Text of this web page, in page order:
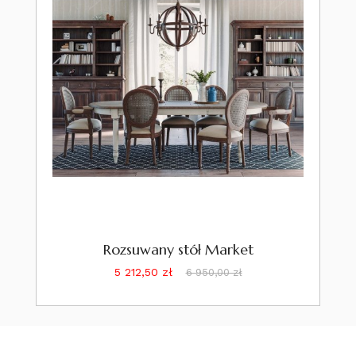
Rozsuwany stół Market
5 212,50 zł
Cena
6 950,00 złCena